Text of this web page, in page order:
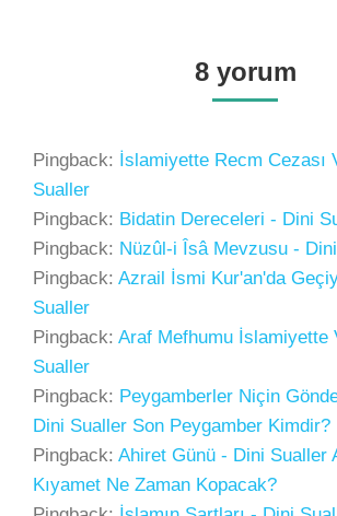
8 yorum
Pingback: İslamiyette Recm Cezası
Sualler
Pingback: Bidatin Dereceleri - Dini
Pingback: Nüzûl-i Îsâ Mevzusu -
Pingback: Azrail İsmi Kur'an'da
Sualler
Pingback: Araf Mefhumu İslamiyette
Sualler
Pingback: Peygamberler Niçin
Dini Sualler Son Peygamber Kimdir?
Pingback: Ahiret Günü - Dini Sualler
Kıyamet Ne Zaman Kopacak?